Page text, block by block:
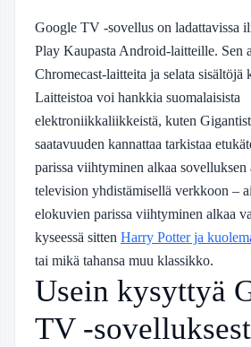
Google TV -sovellus on ladattavissa
Play Kaupasta Android-laitteille. Sen
Chromecast-laitteita ja selata sisältöjä
Laitteistoa voi hankkia suomalaisista
elektroniikkaliikkeistä, kuten
saatavuuden kannattaa tarkistaa
parissa viihtyminen alkaa sovelluksen
television yhdistämisellä verkkoon –
elokuvien parissa viihtyminen alkaa
kyseessä sitten Harry Potter ja
tai mikä tahansa muu klassikko.
Usein kysyttyä
TV -